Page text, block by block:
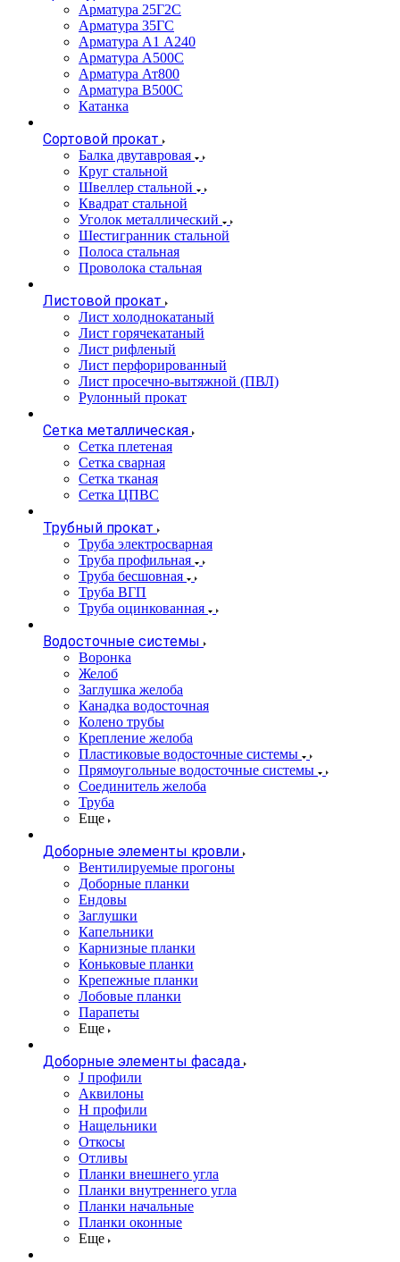
Арматура 25Г2С
Арматура 35ГС
Арматура А1 А240
Арматура А500С
Арматура Ат800
Арматура В500С
Катанка
Сортовой прокат
Балка двутавровая
Круг стальной
Швеллер стальной
Квадрат стальной
Уголок металлический
Шестигранник стальной
Полоса стальная
Проволока стальная
Листовой прокат
Лист холоднокатаный
Лист горячекатаный
Лист рифленый
Лист перфорированный
Лист просечно-вытяжной (ПВЛ)
Рулонный прокат
Сетка металлическая
Сетка плетеная
Сетка сварная
Сетка тканая
Сетка ЦПВС
Трубный прокат
Труба электросварная
Труба профильная
Труба бесшовная
Труба ВГП
Труба оцинкованная
Водосточные системы
Воронка
Желоб
Заглушка желоба
Канадка водосточная
Колено трубы
Крепление желоба
Пластиковые водосточные системы
Прямоугольные водосточные системы
Соединитель желоба
Труба
Еще
Доборные элементы кровли
Вентилируемые прогоны
Доборные планки
Ендовы
Заглушки
Капельники
Карнизные планки
Коньковые планки
Крепежные планки
Лобовые планки
Парапеты
Еще
Доборные элементы фасада
J профили
Аквилоны
Н профили
Нащельники
Откосы
Отливы
Планки внешнего угла
Планки внутреннего угла
Планки начальные
Планки оконные
Еще